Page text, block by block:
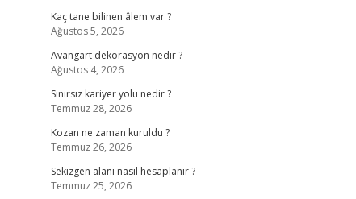
Kaç tane bilinen âlem var ?
Ağustos 5, 2026
Avangart dekorasyon nedir ?
Ağustos 4, 2026
Sınırsız kariyer yolu nedir ?
Temmuz 28, 2026
Kozan ne zaman kuruldu ?
Temmuz 26, 2026
Sekizgen alanı nasıl hesaplanır ?
Temmuz 25, 2026